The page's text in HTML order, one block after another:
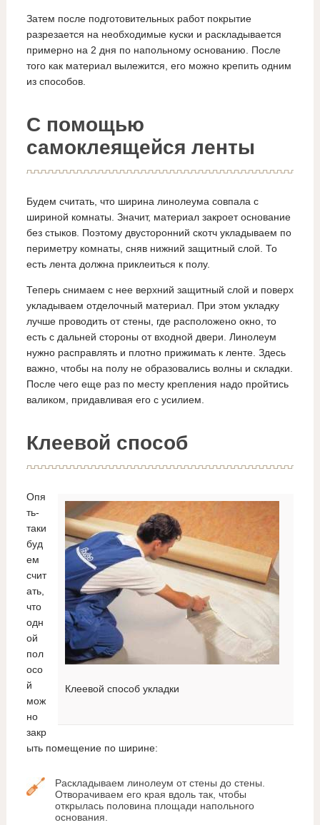
Затем после подготовительных работ покрытие
разрезается на необходимые куски и раскладывается
примерно на 2 дня по напольному основанию. После
того как материал вылежится, его можно крепить одним
из способов.
С помощью
самоклеящейся ленты
Будем считать, что ширина линолеума совпала с
шириной комнаты. Значит, материал закроет основание
без стыков. Поэтому двусторонний скотч укладываем по
периметру комнаты, сняв нижний защитный слой. То
есть лента должна приклеиться к полу.
Теперь снимаем с нее верхний защитный слой и поверх
укладываем отделочный материал. При этом укладку
лучше проводить от стены, где расположено окно, то
есть с дальней стороны от входной двери. Линолеум
нужно расправлять и плотно прижимать к ленте. Здесь
важно, чтобы на полу не образовались волны и складки.
После чего еще раз по месту крепления надо пройтись
валиком, придавливая его с усилием.
Клеевой способ
Клеевой способ укладки
Опя
ть-
таки
буд
ем
счит
ать,
что
одн
ой
пол
осо
й
мож
но
закр
ыть помещение по ширине:
Раскладываем линолеум от стены до стены.
Отворачиваем его края вдоль так, чтобы
открылась половина площади напольного
основания.